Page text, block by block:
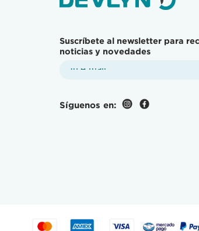
Suscríbete al newsletter para
noticias y novedades
Síguenos en: